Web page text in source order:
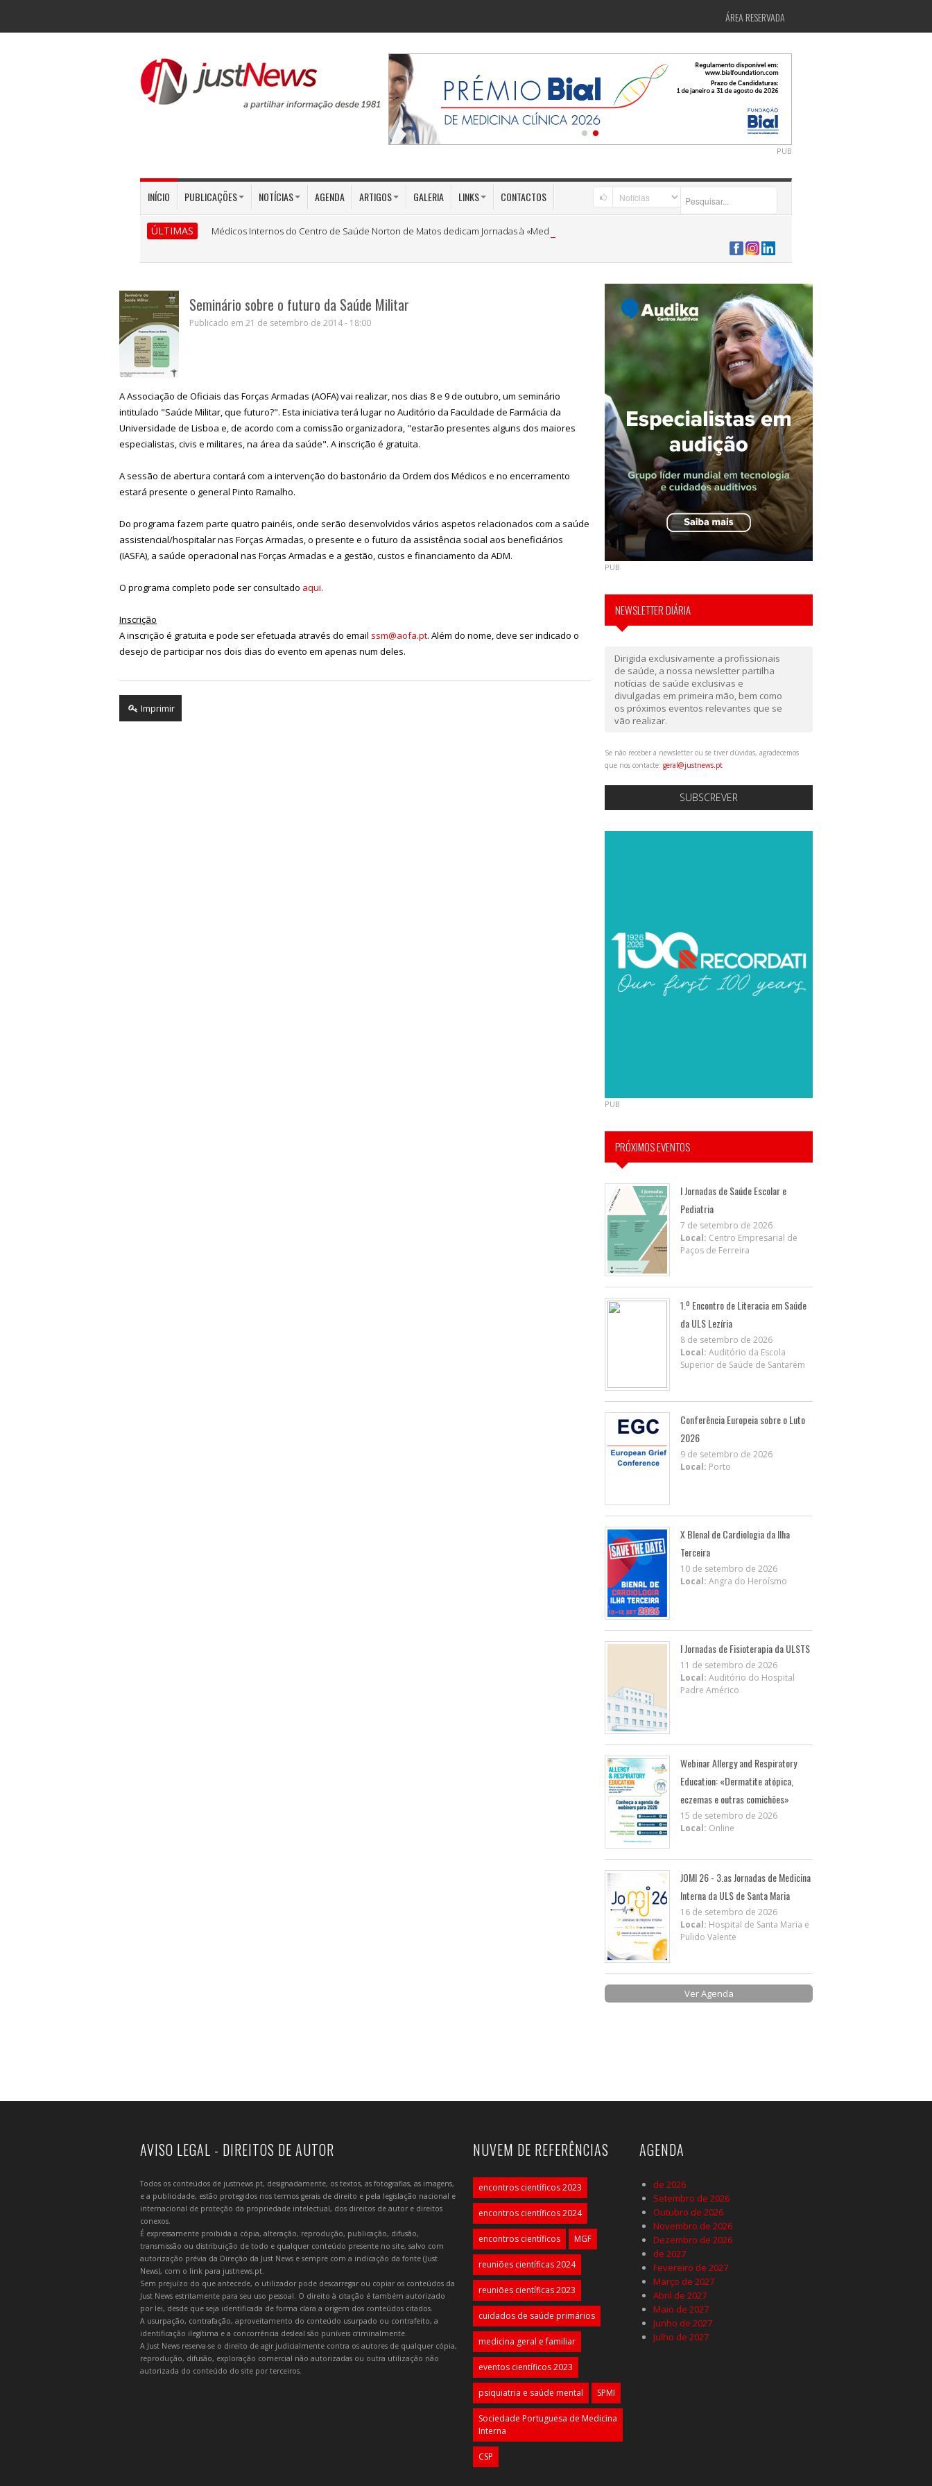
ÁREA RESERVADA
PUB
INÍCIO PUBLICAÇÕES NOTÍCIAS AGENDA ARTIGOS GALERIA LINKS CONTACTOS
ÚLTIMAS Médicos Internos do Centro de Saúde Norton de Matos dedicam Jornadas à «Medicina Preventiva»
Seminário sobre o futuro da Saúde Militar
Publicado em 21 de setembro de 2014 - 18:00
A Associação de Oficiais das Forças Armadas (AOFA) vai realizar, nos dias 8 e 9 de outubro, um seminário
intitulado "Saúde Militar, que futuro?". Esta iniciativa terá lugar no Auditório da Faculdade de Farmácia da
Universidade de Lisboa e, de acordo com a comissão organizadora, "estarão presentes alguns dos maiores
especialistas, civis e militares, na área da saúde". A inscrição é gratuita.
A sessão de abertura contará com a intervenção do bastonário da Ordem dos Médicos e no encerramento
estará presente o general Pinto Ramalho.
Do programa fazem parte quatro painéis, onde serão desenvolvidos vários aspetos relacionados com a saúde
assistencial/hospitalar nas Forças Armadas, o presente e o futuro da assistência social aos beneficiários
(IASFA), a saúde operacional nas Forças Armadas e a gestão, custos e financiamento da ADM.
O programa completo pode ser consultado aqui.
Inscrição
A inscrição é gratuita e pode ser efetuada através do email ssm@aofa.pt. Além do nome, deve ser indicado o
desejo de participar nos dois dias do evento em apenas num deles.
Imprimir
PUB
NEWSLETTER DIÁRIA
Dirigida exclusivamente a profissionais
de saúde, a nossa newsletter partilha
notícias de saúde exclusivas e
divulgadas em primeira mão, bem como
os próximos eventos relevantes que se
vão realizar.
Se não receber a newsletter ou se tiver dúvidas, agradecemos
que nos contacte: geral@justnews.pt
SUBSCREVER
PUB
PRÓXIMOS EVENTOS
I Jornadas de Saúde Escolar e
Pediatria
7 de setembro de 2026
Local: Centro Empresarial de
Paços de Ferreira
1.º Encontro de Literacia em Saúde
da ULS Lezíria
8 de setembro de 2026
Local: Auditório da Escola
Superior de Saúde de Santarém
Conferência Europeia sobre o Luto
2026
9 de setembro de 2026
Local: Porto
X BIenal de Cardiologia da Ilha
Terceira
10 de setembro de 2026
Local: Angra do Heroísmo
I Jornadas de Fisioterapia da ULSTS
11 de setembro de 2026
Local: Auditório do Hospital
Padre Américo
Webinar Allergy and Respiratory
Education: «Dermatite atópica,
eczemas e outras comichões»
15 de setembro de 2026
Local: Online
JOMI 26 - 3.as Jornadas de Medicina
Interna da ULS de Santa Maria
16 de setembro de 2026
Local: Hospital de Santa Maria e
Pulido Valente
Ver Agenda
AVISO LEGAL - DIREITOS DE AUTOR
Todos os conteúdos de justnews.pt, designadamente, os textos, as fotografias, as imagens,
e a publicidade, estão protegidos nos termos gerais de direito e pela legislação nacional e
internacional de proteção da propriedade intelectual, dos direitos de autor e direitos
conexos.
É expressamente proibida a cópia, alteração, reprodução, publicação, difusão,
transmissão ou distribuição de todo e qualquer conteúdo presente no site, salvo com
autorização prévia da Direção da Just News e sempre com a indicação da fonte (Just
News), com o link para justnews.pt.
Sem prejuízo do que antecede, o utilizador pode descarregar ou copiar os conteúdos da
Just News estritamente para seu uso pessoal. O direito à citação é também autorizado
por lei, desde que seja identificada de forma clara a origem dos conteúdos citados.
A usurpação, contrafação, aproveitamento do conteúdo usurpado ou contrafeito, a
identificação ilegítima e a concorrência desleal são puníveis criminalmente.
A Just News reserva-se o direito de agir judicialmente contra os autores de qualquer cópia,
reprodução, difusão, exploração comercial não autorizadas ou outra utilização não
autorizada do conteúdo do site por terceiros.
NUVEM DE REFERÊNCIAS
encontros científicos 2023
encontros científicos 2024
encontros científicos MGF
reuniões científicas 2024
reuniões científicas 2023
cuidados de saúde primários
medicina geral e familiar
eventos científicos 2023
psiquiatria e saúde mental SPMI
Sociedade Portuguesa de Medicina
Interna
CSP
AGENDA
de 2026
Setembro de 2026
Outubro de 2026
Novembro de 2026
Dezembro de 2026
de 2027
Fevereiro de 2027
Março de 2027
Abril de 2027
Maio de 2027
Junho de 2027
Julho de 2027